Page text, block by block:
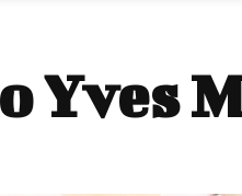
Yves